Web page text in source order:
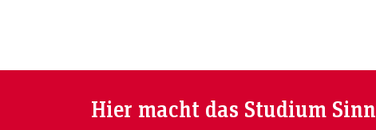
Hier macht das Studium Sinn